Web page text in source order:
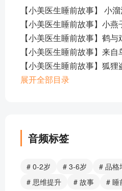
【小美医生睡前故事】 小
【小美医生睡前故事】小燕
【小美医生睡前故事】鹤与
【小美医生睡前故事】来
【小美医生睡前故事】狐狸
【小美医生睡前故事】雪夜
【小美医生睡前故事】在快
【小美医生睡前故事】小海
【小美医生睡前故事】金斧
【小美医生睡前故事】 像
展开全部目录
音频标签
# 0-2岁 # 3-6岁 # 品格
# 思维提升
# 故事 # 睡